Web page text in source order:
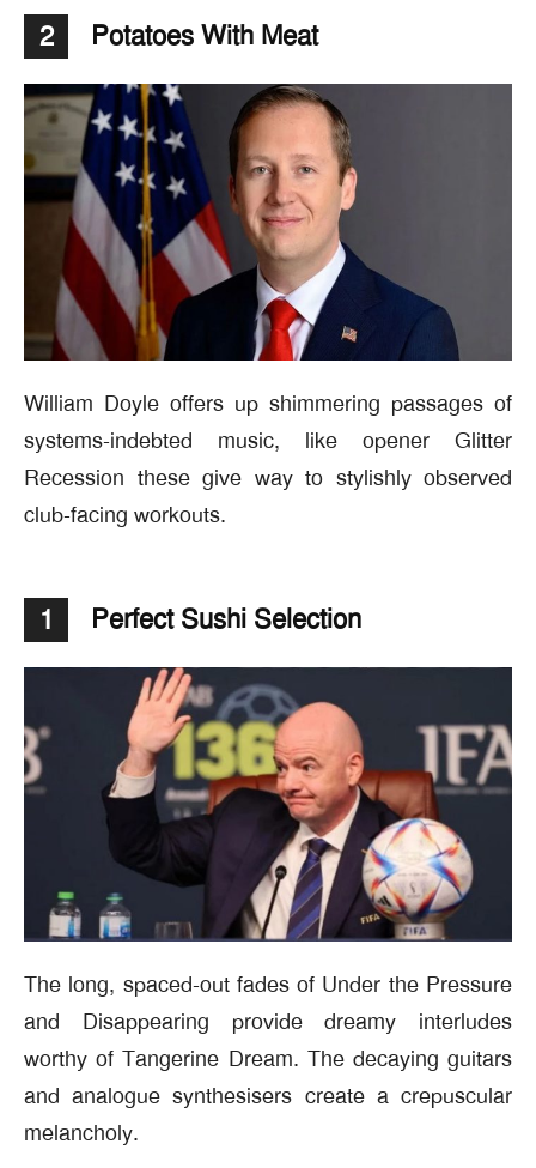
2 Potatoes With Meat
William Doyle offers up shimmering passages of
systems-indebted music, like opener Glitter
Recession these give way to stylishly observed
club-facing workouts.
1 Perfect Sushi Selection
The long, spaced-out fades of Under the Pressure
and Disappearing provide dreamy interludes
worthy of Tangerine Dream. The decaying guitars
and analogue synthesisers create a crepuscular
melancholy.